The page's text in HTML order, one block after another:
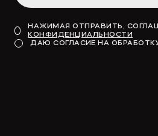
Модель для
НАЖИМАЯ ОТПРАВИТЬ,
КОНФИДЕНЦИАЛЬНОСТИ
ДАЮ СОГЛАСИЕ НА